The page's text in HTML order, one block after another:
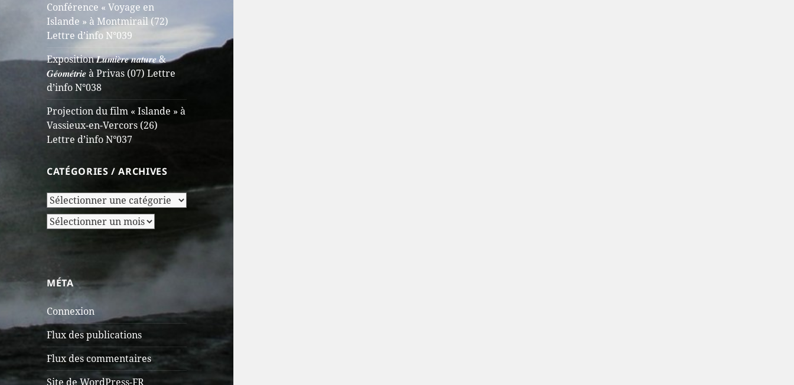
Conférence « Voyage en
Islande » à Montmirail (72)
Lettre d’info N°039
Exposition 𝑳𝒖𝒎𝒊𝒆̀𝒓𝒆 𝒏𝒂𝒕𝒖𝒓𝒆 &
𝑮𝒆́𝒐𝒎𝒆́𝒕𝒓𝒊𝒆 à Privas (07) Lettre
d’info N°038
Projection du film « Islande » à
Vassieux-en-Vercors (26)
Lettre d’info N°037
CATÉGORIES / ARCHIVES
Catégories
/
Archives
Archives
MÉTA
Connexion
Flux des publications
Flux des commentaires
Site de WordPress-FR